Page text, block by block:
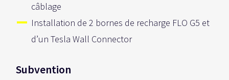
câblage
Installation de 2 bornes de recharge FLO G5 et
d’un Tesla Wall Connector
Subvention